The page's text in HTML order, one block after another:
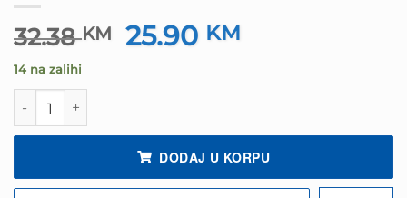
32.38KM
Izvorna
cijena
25.90 KM
14 na zalihi
Trust Primo tastatura BiH/HR/SRB layout, žičana količina
DODAJ U KORPU